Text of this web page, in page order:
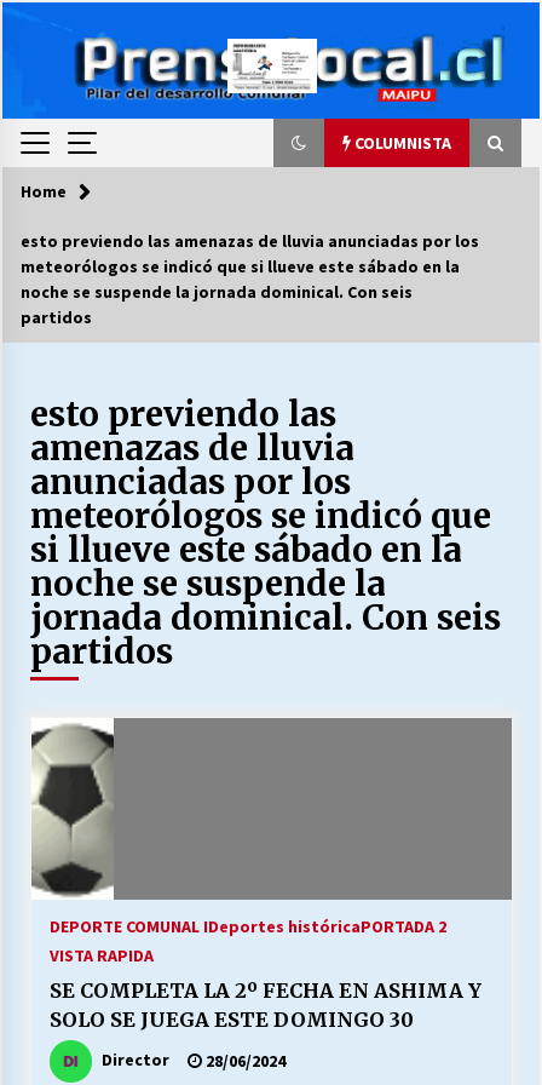
COLUMNISTA
COLUMNISTA
Ya se ordenaron las cuentas de luz… ¿Y
cuándo van a bajar?
HISTORIA
28/07/2026
“ORGULLOSOS DE SER DC” SALUDA EL
CUMPLEAÑOS 69
27/07/2026
MUNICIPALIDAD, TRABAJADORES, CLIMA
LABORAL:
Escuela hospitalaria El Carmen de Maipu.
VOLVER A SER ALTERNATIVA
MUNICIPALIDADES, HONORARIOS, DESPIDOS
28/05/2026
Home
esto previendo las amenazas de lluvia anunciadas por los
meteorólogos se indicó que si llueve este sábado en la
noche se suspende la jornada dominical. Con seis
partidos
esto previendo las
amenazas de lluvia
anunciadas por los
meteorólogos se indicó que
si llueve este sábado en la
noche se suspende la
jornada dominical. Con seis
partidos
DEPORTE COMUNAL IDeportes históricaPORTADA 2
VISTA RAPIDA
SE COMPLETA LA 2º FECHA EN ASHIMA Y
SOLO SE JUEGA ESTE DOMINGO 30
Director 28/06/2024